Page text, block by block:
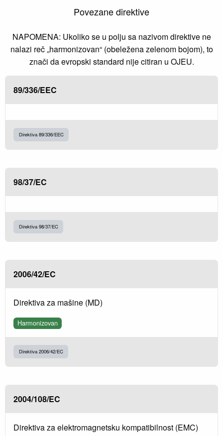
Povezane direktive
NAPOMENA: Ukoliko se u polju sa nazivom direktive ne
nalazi reč „harmonizovan“ (obeležena zelenom bojom), to
znači da evropski standard nije citiran u OJEU.
89/336/EEC
Direktiva 89/336/EEC
98/37/EC
Direktiva 98/37/EC
2006/42/EC
Direktiva za mašine (MD)
Harmonizovan
Direktiva 2006/42/EC
2004/108/EC
Direktiva za elektromagnetsku kompatibilnost (EMC)